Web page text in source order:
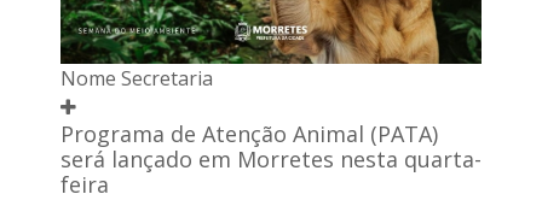
Nome Secretaria
Programa de Atenção Animal (PATA)
será lançado em Morretes nesta quarta-
feira